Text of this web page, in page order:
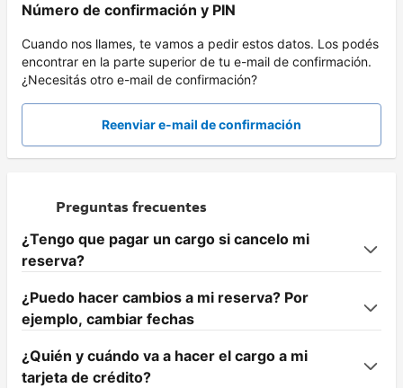
Número de confirmación y PIN
Cuando nos llames, te vamos a pedir estos datos. Los podés
encontrar en la parte superior de tu e-mail de confirmación.
¿Necesitás otro e-mail de confirmación?
Reenviar e-mail de confirmación
Preguntas frecuentes
¿Tengo que pagar un cargo si cancelo mi
reserva?
¿Puedo hacer cambios a mi reserva? Por
ejemplo, cambiar fechas
¿Quién y cuándo va a hacer el cargo a mi
tarjeta de crédito?